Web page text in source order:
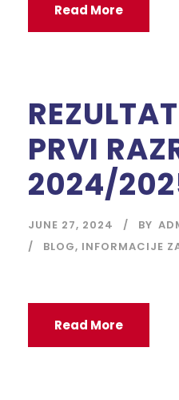
Read More
PRVI
2024/
JUNE 27, 2024 BY
BLOG, INFORMACIJE
Read More